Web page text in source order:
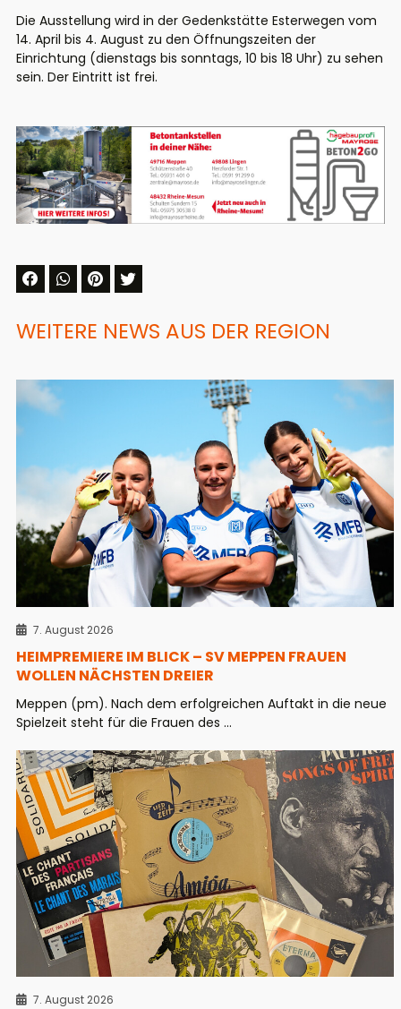
Die Ausstellung wird in der Gedenkstätte Esterwegen vom
14. April bis 4. August zu den Öffnungszeiten der
Einrichtung (dienstags bis sonntags, 10 bis 18 Uhr) zu sehen
sein. Der Eintritt ist frei.
WEITERE NEWS AUS DER REGION
7. August 2026
HEIMPREMIERE IM BLICK – SV MEPPEN FRAUEN
WOLLEN NÄCHSTEN DREIER
Meppen (pm). Nach dem erfolgreichen Auftakt in die neue
Spielzeit steht für die Frauen des ...
7. August 2026